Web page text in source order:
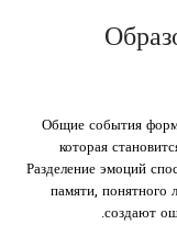
Общие события
которая
Разделение эмоций
памяти, понятного
создают